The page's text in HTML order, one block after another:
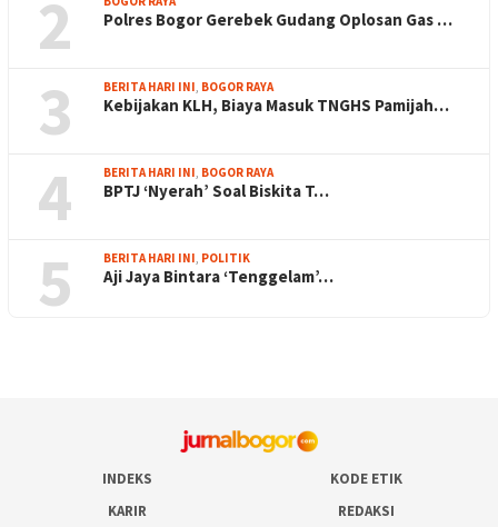
2 Polres Bogor Gerebek Gudang Oplosan Gas …
3 BERITA HARI INI, BOGOR RAYA
Kebijakan KLH, Biaya Masuk TNGHS Pamijah…
4 BERITA HARI INI, BOGOR RAYA
BPTJ ‘Nyerah’ Soal Biskita T…
5 BERITA HARI INI, POLITIK
Aji Jaya Bintara ‘Tenggelam’…
INDEKS
KODE ETIK
KARIR
REDAKSI